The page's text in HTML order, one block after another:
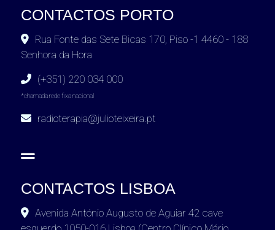
CONTACTOS PORTO
Rua Fonte das Sete Bicas 170, Piso -1 4460 - 188
Senhora da Hora
(+351) 220 034 000
*chamada rede fixa nacional
radioterapia@julioteixeira.pt
CONTACTOS LISBOA
Avenida António Augusto de Aguiar 42 cave